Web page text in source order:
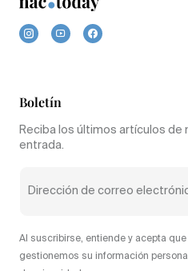
Boletín
Reciba los últimos artículos de
entrada.
Al suscribirse, entiende y acepta
gestionemos su información